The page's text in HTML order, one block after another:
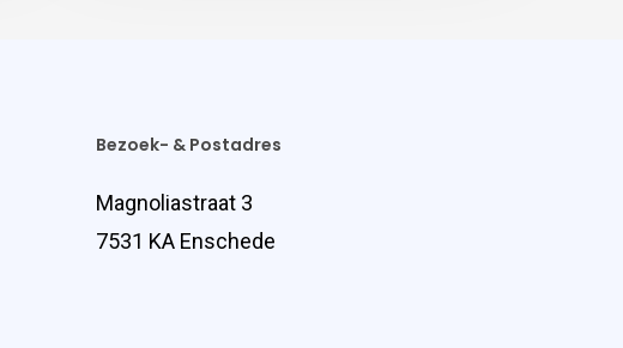
Bezoek- & Postadres
Magnoliastraat 3
7531 KA Enschede